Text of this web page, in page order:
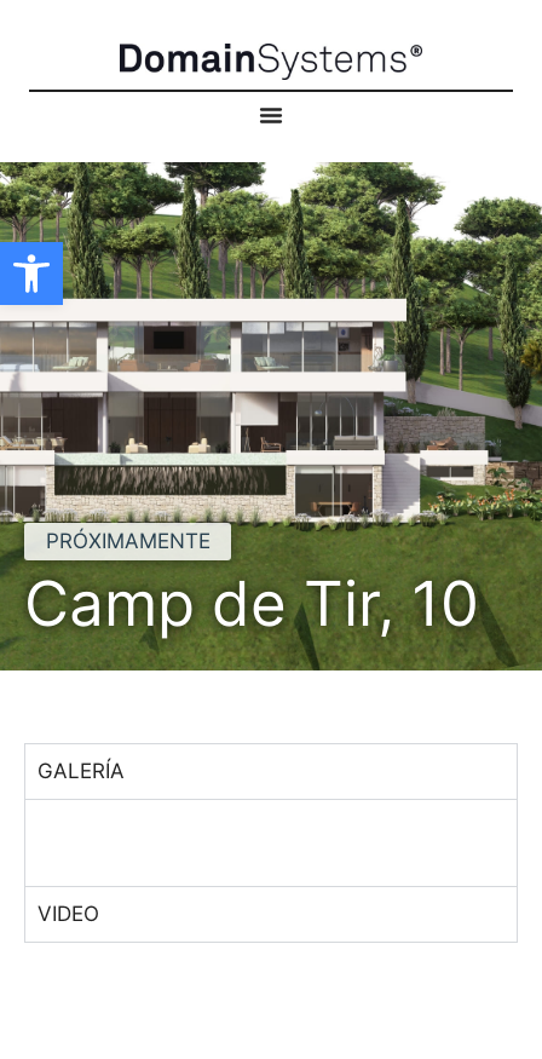
Abrir barra de herramientas
PRÓXIMAMENTE
Camp de Tir, 10
GALERÍA
VIDEO